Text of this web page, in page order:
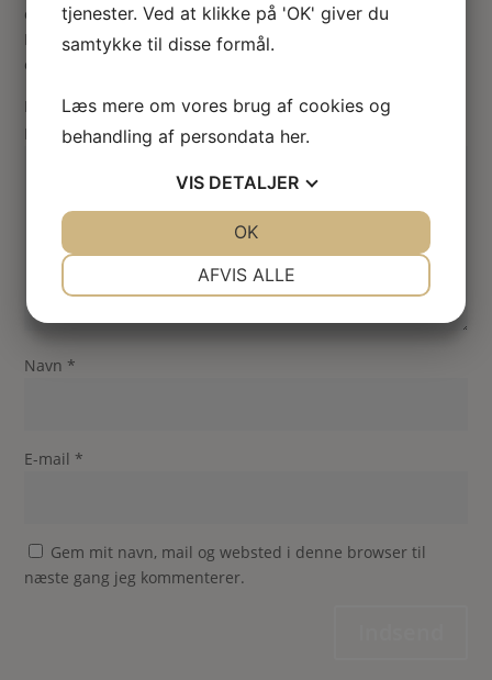
ornamenter (4 kuverter – 12 dele)”
Din e-mailadresse vil ikke blive publiceret.
er markeret med
Din vurdering
Din anmeldelse*
Navn*
E-mail *
Gem mit navn, mail og websted i denne browser til
næste gang jeg kommenterer.
tjenester. Ved at klikke på 'OK' giver du
samtykke til disse formål.
Læs mere om vores brug af cookies og
behandling af persondata her.
VIS DETALJER
AFVIS ALLE
OK